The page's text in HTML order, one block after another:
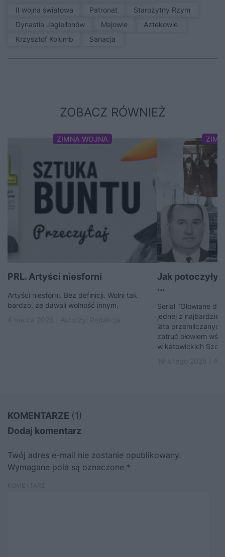
II wojna światowa
patronat
Starożytny Rzym
Dynastia Jagiellonów
Majowie
Aztekowie
Krzysztof Kolumb
sanacja
ZOBACZ RÓWNIEŻ
ZIMNA WOJNA
PRL. Artyści niesforni
Artyści niesforni. Bez definicji. Wolni tak
bardzo, że dawali wolność innym.
Jak potoczyły
...
Serial "Ołowiane
jednej z najbardziej
lata
zatruć ołowiem
w katowickich
KOMENTARZE (1)
Dodaj komentarz
Twój adres e-mail nie zostanie opublikowany.
Wymagane pola są oznaczone *